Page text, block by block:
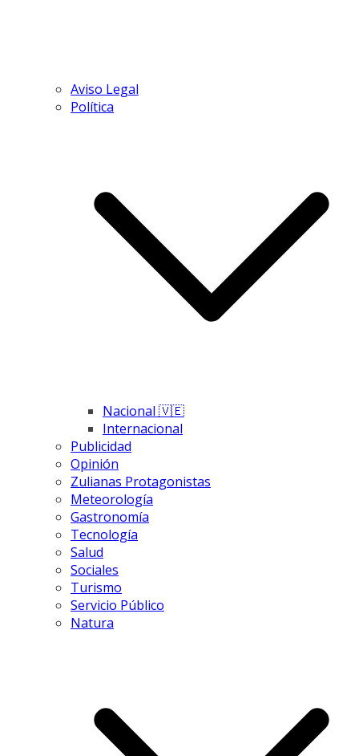
Aviso Legal
Política
Nacional 🇻🇪
Internacional
Publicidad
Opinión
Zulianas Protagonistas
Meteorología
Gastronomía
Tecnología
Salud
Sociales
Turismo
Servicio Público
Natura